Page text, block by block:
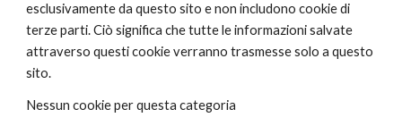
esclusivamente da questo sito e non includono cookie di
terze parti. Ciò significa che tutte le informazioni salvate
attraverso questi cookie verranno trasmesse solo a questo
sito.
Nessun cookie per questa categoria